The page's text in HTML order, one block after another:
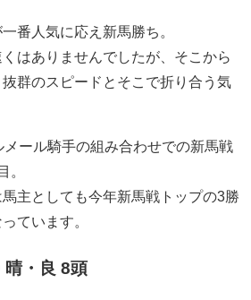
番人気に応え新馬勝ち。
はありませんでしたが、そこから
群のスピードとそこで折り合う気
ール騎手の組み合わせでの新馬戦
。
主としても今年新馬戦トップの3勝
ています。
晴・良 8頭